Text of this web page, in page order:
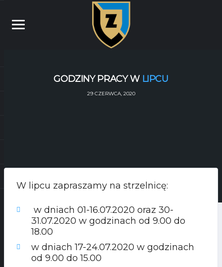
GODZINY PRACY W LIPCU
29 CZERWCA, 2020
W lipcu zapraszamy na strzelnicę:
w dniach 01-16.07.2020 oraz 30-
31.07.2020 w godzinach od 9.00 do
18.00
w dniach 17-24.07.2020 w godzinach
od 9.00 do 15.00